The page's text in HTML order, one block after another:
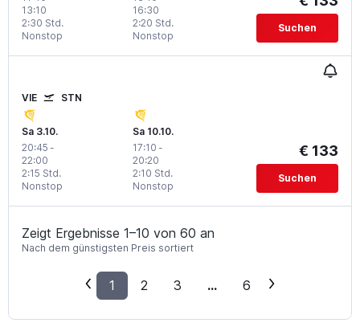
13:10
Nonstop
2:30 Std.
16:30
Nonstop
2:20 Std. Suchen
VIE STN
Sa 3.10.
20:45 -
22:00
Nonstop
2:15 Std.
Sa 10.10.
17:10 -
20:20
Nonstop
2:10 Std.
€ 133
Suchen
Zeigt Ergebnisse 1–10 von 60 an
Nach dem günstigsten Preis sortiert
1 2 3 ... 6